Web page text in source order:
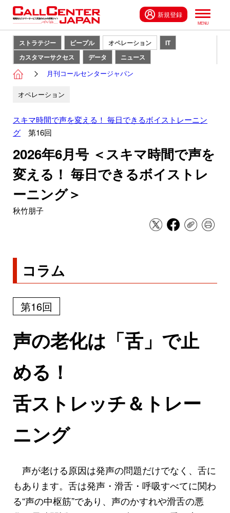
新規登録
ストラテジー ピープル オペレーション
IT
カスタマーサクセス
データ ニュース
月刊コールセンタージャパン
オペレーション
スキマ時間で声を変える！ 毎日できるボイストレーニン
グ 第16回
2026年6月号 ＜スキマ時間で声を
変える！ 毎日できるボイストレ
ーニング＞
秋竹朋子
コラム
第16回
声の老化は「舌」で止
める！
舌ストレッチ＆トレー
ニング
声が老ける原因は発声の問題だけでなく、舌に
もあります。舌は発声・滑舌・呼吸すべてに関わ
る“声の中枢筋”であり、声のかすれや滑舌の悪